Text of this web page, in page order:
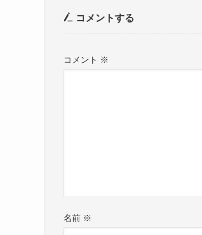
コメントする
コメント ※
名前 ※